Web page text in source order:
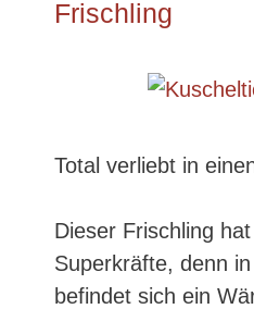
Frischling
Total verliebt in
Dieser Frischling
Superkräfte, denn
befindet sich ein